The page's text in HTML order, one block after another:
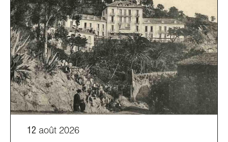
12 août 2026